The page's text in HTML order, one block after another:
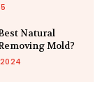
Natural
Mold?